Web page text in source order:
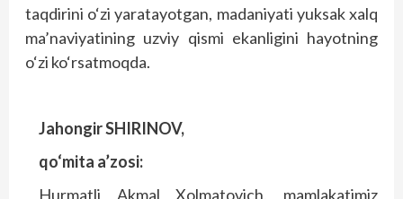
taqdirini o‘zi yaratayotgan, madaniyati yuksak xalq
ma’naviyatining uzviy qismi ekanligini hayotning
o‘zi ko‘rsatmoqda.
Jahongir SHIRINOV,
qo‘mita a’zosi:
Hurmatli Akmal Xolmatovich, mamlakatimiz